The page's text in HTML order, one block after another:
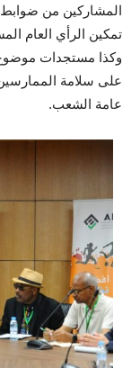
المشاركين من
تمكين الرأي العام
وكذا مستجدات
على سلامة الممارسين
عامة الشعب.